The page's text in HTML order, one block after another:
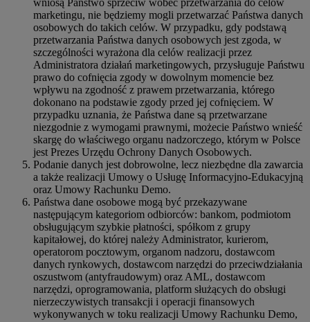
marketingu, nie będziemy mogli przetwarzać Państwa danych
osobowych do takich celów. W przypadku, gdy podstawą
przetwarzania Państwa danych osobowych jest zgoda, w
szczególności wyrażona dla celów realizacji przez
Administratora działań marketingowych, przysługuje Państwu
prawo do cofnięcia zgody w dowolnym momencie bez
wpływu na zgodność z prawem przetwarzania, którego
dokonano na podstawie zgody przed jej cofnięciem. W
przypadku uznania, że Państwa dane są przetwarzane
niezgodnie z wymogami prawnymi, możecie Państwo wnieść
skargę do właściwego organu nadzorczego, którym w Polsce
jest Prezes Urzędu Ochrony Danych Osobowych.
Podanie danych jest dobrowolne, lecz niezbędne dla zawarcia
a także realizacji Umowy o Usługę Informacyjno-Edukacyjną
oraz Umowy Rachunku Demo.
Państwa dane osobowe mogą być przekazywane
następującym kategoriom odbiorców: bankom, podmiotom
obsługującym szybkie płatności, spółkom z grupy
kapitałowej, do której należy Administrator, kurierom,
operatorom pocztowym, organom nadzoru, dostawcom
danych rynkowych, dostawcom narzędzi do przeciwdziałania
oszustwom (antyfraudowym) oraz AML, dostawcom
narzędzi, oprogramowania, platform służących do obsługi
nierzeczywistych transakcji i operacji finansowych
wykonywanych w toku realizacji Umowy Rachunku Demo,